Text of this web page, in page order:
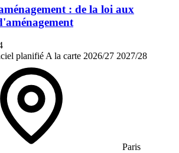
: de la loi aux
planifié A la carte 2026/27 2027/28
Paris